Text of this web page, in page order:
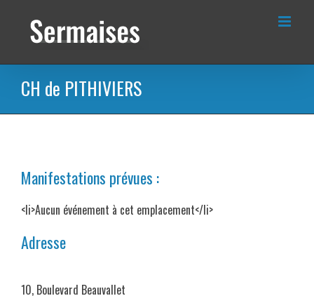
contenu
CH de PITHIVIERS
Manifestations prévues :
<li>Aucun événement à cet emplacement</li>
Adresse
10, Boulevard Beauvallet